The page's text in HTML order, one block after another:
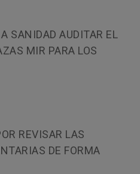
SANIDAD AUDITAR EL
MIR PARA LOS
REVISAR LAS
DE FORMA